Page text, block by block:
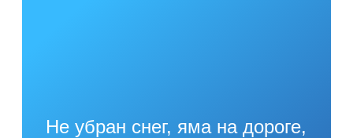
Не убран снег, яма на дороге,